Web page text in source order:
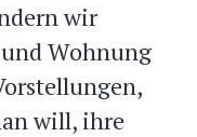
wir
Wohnung
will, ihre